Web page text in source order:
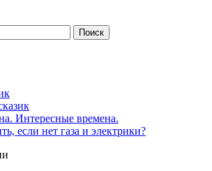
Интересные времена.
если нет газа и электрики?